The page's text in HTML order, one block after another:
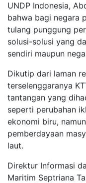
UNDP Indonesia,
bahwa bagi negara
tulang punggung
solusi-solusi yang
sendiri maupun
Dikutip dari laman
terselenggaranya
tantangan yang
seperti perubahan
ekonomi biru,
pemberdayaan
laut.
Direktur Informasi
Maritim Septriana